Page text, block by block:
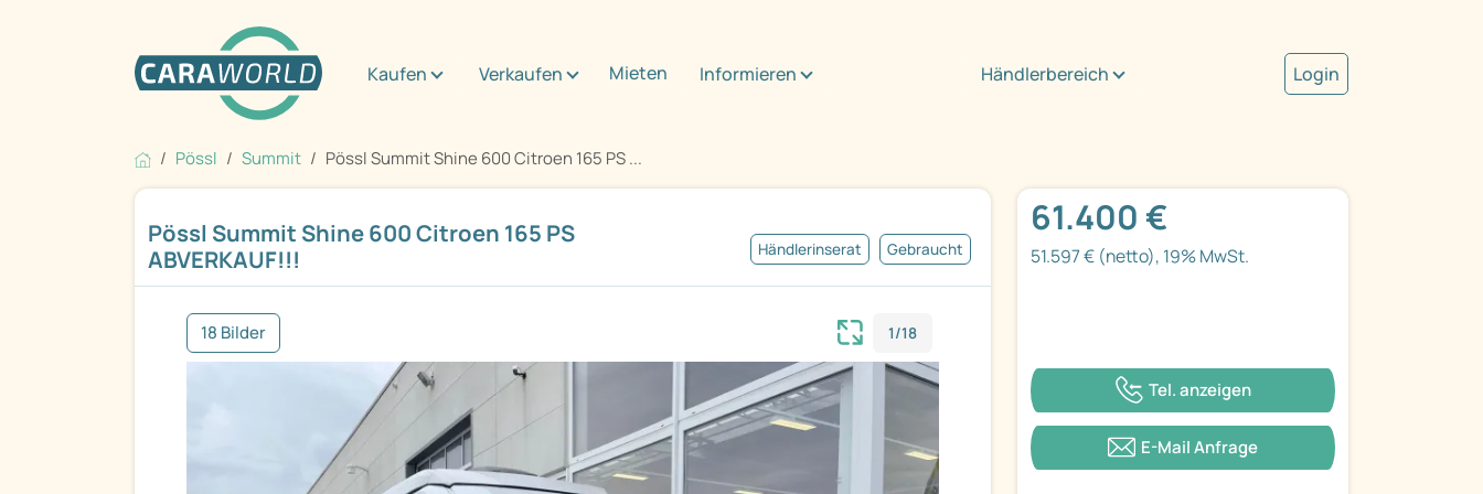
Kaufen Verkaufen Mieten Informieren Händlerbereich Login
Pössl Summit Pössl Summit Shine 600 Citroen 165 PS ...
Pössl Summit Shine 600 Citroen 165 PS
ABVERKAUF!!!
Händlerinserat Gebraucht
18 Bilder 1/18
61.400 €
51.597 € (netto), 19% MwSt.
Tel. anzeigen
E-Mail Anfrage